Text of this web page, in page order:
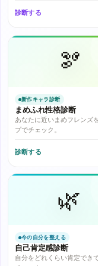
診断する
🫘
新作キャラ診断
まめふれ性格診断
あなたに近いまめフレンズ
プでチェック。
診断する
🌿
今の自分を整える
自己肯定感診断
自分をどれくらい肯定でき